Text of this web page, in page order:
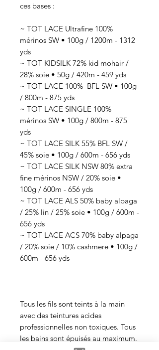
ces bases :
~ TOT LACE Ultrafine 100%
mérinos SW • 100g / 1200m - 1312
yds
~ TOT KIDSILK 72% kid mohair /
28% soie • 50g / 420m - 459 yds
~ TOT LACE 100% BFL SW • 100g
/ 800m - 875 yds
~ TOT LACE SINGLE 100%
mérinos SW • 100g / 800m - 875
yds
~ TOT LACE SILK 55% BFL SW /
45% soie • 100g / 600m - 656 yds
~ TOT LACE SILK NSW 80% extra
fine mérinos NSW / 20% soie •
100g / 600m - 656 yds
~ TOT LACE ALS 50% baby alpaga
/ 25% lin / 25% soie • 100g / 600m -
656 yds
~ TOT LACE ACS 70% baby alpaga
/ 20% soie / 10% cashmere • 100g /
600m - 656 yds
Tous les fils sont teints à la main
avec des teintures acides
professionnelles non toxiques. Tous
les bains sont épuisés au maximum.